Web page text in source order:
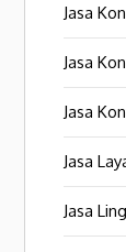
Jasa
Jasa
Jasa
Jasa
Jasa